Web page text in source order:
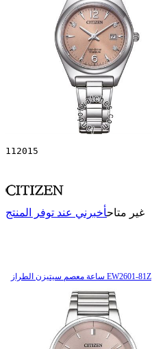
112015
غير متاحأخبرني عند توفر المنتج
ساعة معصم سیتیزن الطراز EW2601-81Z